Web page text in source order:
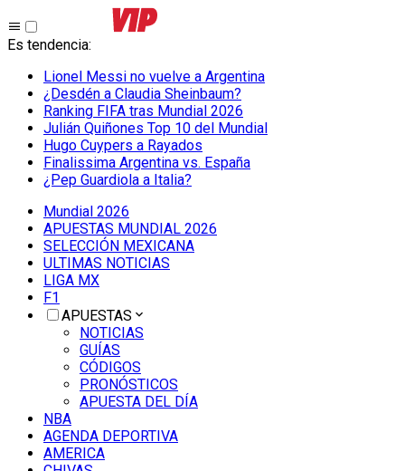
Es tendencia:
Lionel Messi no vuelve a Argentina
¿Desdén a Claudia Sheinbaum?
Ranking FIFA tras Mundial 2026
Julián Quiñones Top 10 del Mundial
Hugo Cuypers a Rayados
Finalissima Argentina vs. España
¿Pep Guardiola a Italia?
Mundial 2026
APUESTAS MUNDIAL 2026
SELECCIÓN MEXICANA
ULTIMAS NOTICIAS
LIGA MX
F1
APUESTAS
NOTICIAS
GUÍAS
CÓDIGOS
PRONÓSTICOS
APUESTA DEL DÍA
NBA
AGENDA DEPORTIVA
AMERICA